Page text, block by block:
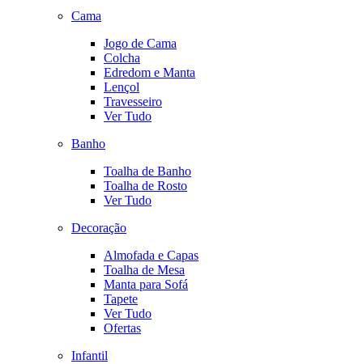
Cama
Jogo de Cama
Colcha
Edredom e Manta
Lençol
Travesseiro
Ver Tudo
Banho
Toalha de Banho
Toalha de Rosto
Ver Tudo
Decoração
Almofada e Capas
Toalha de Mesa
Manta para Sofá
Tapete
Ver Tudo
Ofertas
Infantil